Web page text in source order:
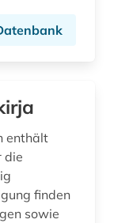
enthält
finden
sowie